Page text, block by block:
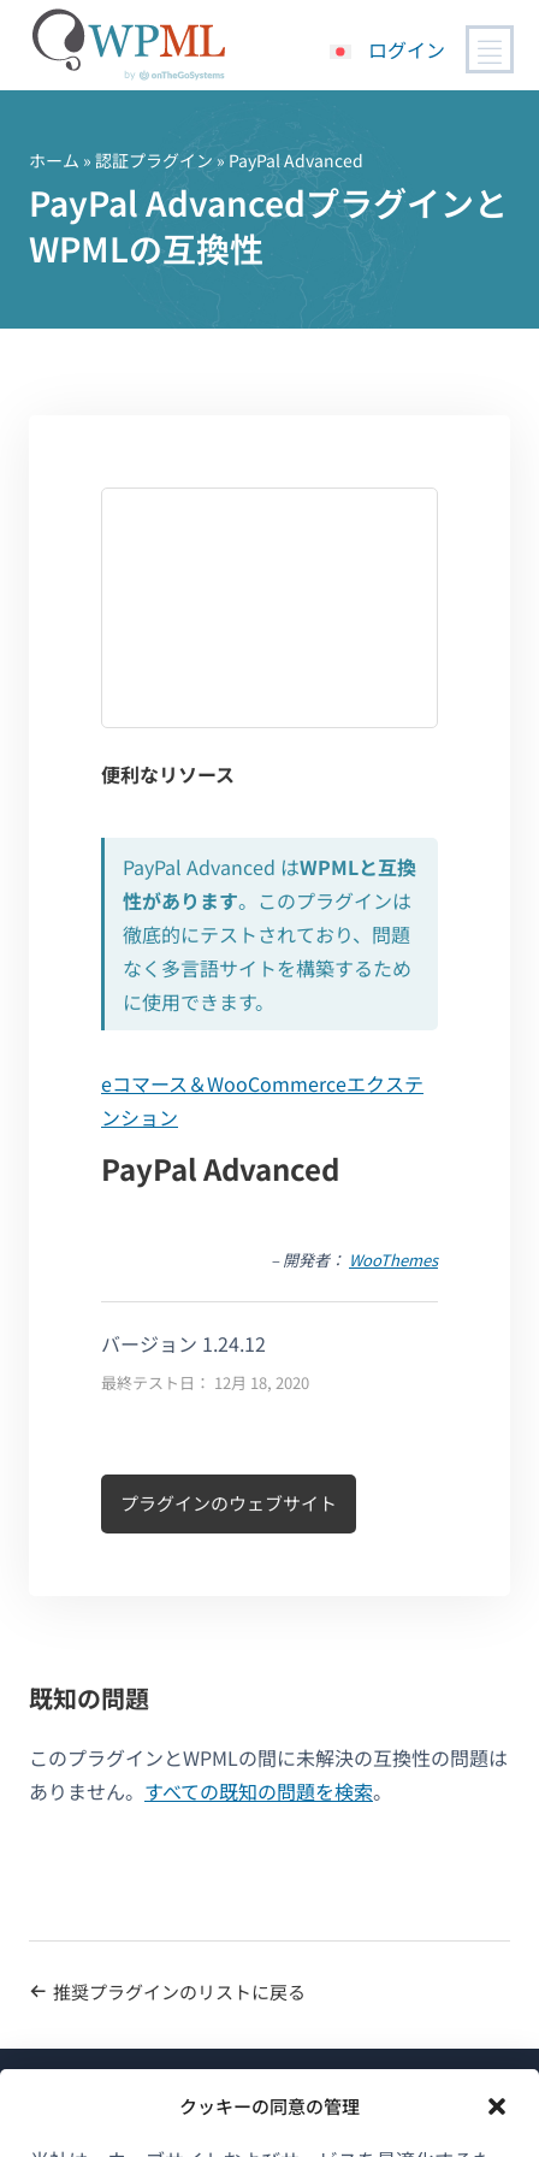
クッキーの同意の管理
ッ
ログイン
ホーム » 認証プラグイン » PayPal Advanced
PayPal Advancedプラグインと
WPMLの互換性
便利なリソース
PayPal Advanced はWPMLと互換
性があります。このプラグインは
徹底的にテストされており、問題
なく多言語サイトを構築するため
に使用できます。
eコマース＆WooCommerceエクステ
ンション
PayPal Advanced
– 開発者： WooThemes
バージョン 1.24.12
最終テスト日： 12月 18, 2020
プラグインのウェブサイト
既知の問題
このプラグインとWPMLの間に未解決の互換性の問題は
ありません。 すべての既知の問題を検索。
推奨プラグインのリストに戻る